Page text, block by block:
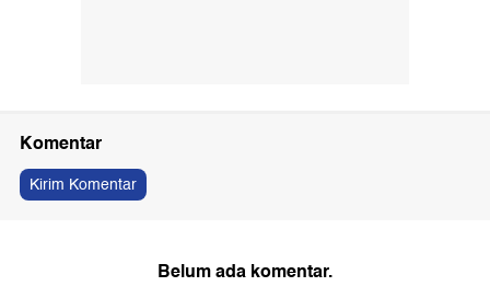
Komentar
Kirim Komentar
Belum ada komentar.